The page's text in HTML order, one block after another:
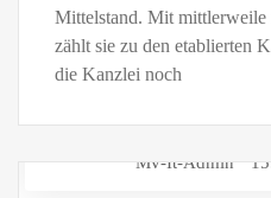
Mittelstand. Mit mittlerweile
zählt sie zu den etablierten
die Kanzlei noch
Mv-It-Admin